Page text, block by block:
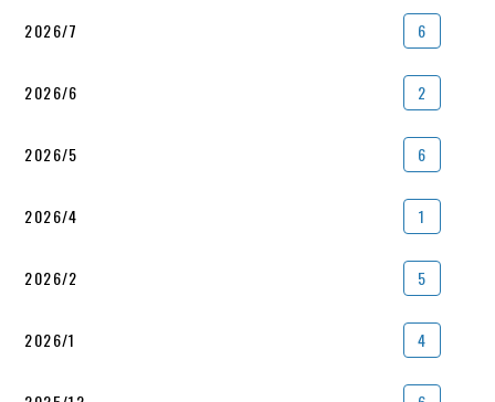
2026/7 6
2026/6 2
2026/5 6
2026/4 1
2026/2 5
2026/1 4